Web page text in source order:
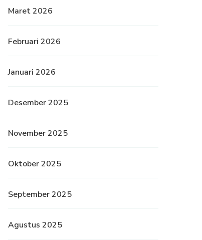
Maret 2026
Februari 2026
Januari 2026
Desember 2025
November 2025
Oktober 2025
September 2025
Agustus 2025